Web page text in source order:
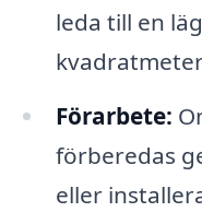
leda till en
Förarbete:
förberedas
eller